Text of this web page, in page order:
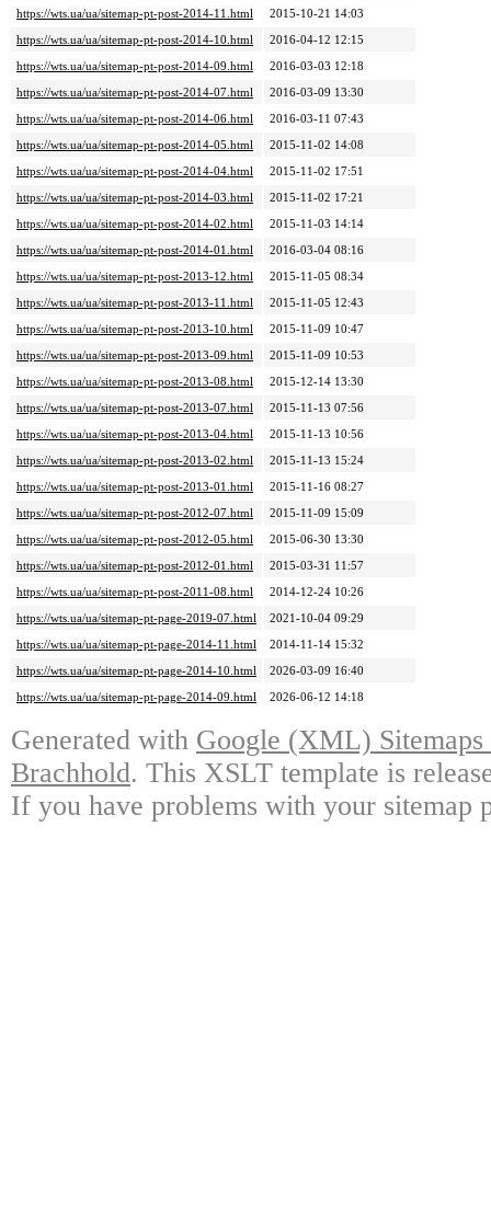
https://wts.ua/ua/sitemap-pt-post-2014-11.html
2015-10-21 14:03
https://wts.ua/ua/sitemap-pt-post-2014-10.html
2016-04-12 12:15
https://wts.ua/ua/sitemap-pt-post-2014-09.html
2016-03-03 12:18
https://wts.ua/ua/sitemap-pt-post-2014-07.html
2016-03-09 13:30
https://wts.ua/ua/sitemap-pt-post-2014-06.html
2016-03-11 07:43
https://wts.ua/ua/sitemap-pt-post-2014-05.html
2015-11-02 14:08
https://wts.ua/ua/sitemap-pt-post-2014-04.html
2015-11-02 17:51
https://wts.ua/ua/sitemap-pt-post-2014-03.html
2015-11-02 17:21
https://wts.ua/ua/sitemap-pt-post-2014-02.html
2015-11-03 14:14
https://wts.ua/ua/sitemap-pt-post-2014-01.html
2016-03-04 08:16
https://wts.ua/ua/sitemap-pt-post-2013-12.html
2015-11-05 08:34
https://wts.ua/ua/sitemap-pt-post-2013-11.html
2015-11-05 12:43
https://wts.ua/ua/sitemap-pt-post-2013-10.html
2015-11-09 10:47
https://wts.ua/ua/sitemap-pt-post-2013-09.html
2015-11-09 10:53
https://wts.ua/ua/sitemap-pt-post-2013-08.html
2015-12-14 13:30
https://wts.ua/ua/sitemap-pt-post-2013-07.html
2015-11-13 07:56
https://wts.ua/ua/sitemap-pt-post-2013-04.html
2015-11-13 10:56
https://wts.ua/ua/sitemap-pt-post-2013-02.html
2015-11-13 15:24
https://wts.ua/ua/sitemap-pt-post-2013-01.html
2015-11-16 08:27
https://wts.ua/ua/sitemap-pt-post-2012-07.html
2015-11-09 15:09
https://wts.ua/ua/sitemap-pt-post-2012-05.html
2015-06-30 13:30
https://wts.ua/ua/sitemap-pt-post-2012-01.html
2015-03-31 11:57
https://wts.ua/ua/sitemap-pt-post-2011-08.html
2014-12-24 10:26
https://wts.ua/ua/sitemap-pt-page-2019-07.html
2021-10-04 09:29
https://wts.ua/ua/sitemap-pt-page-2014-11.html
2014-11-14 15:32
https://wts.ua/ua/sitemap-pt-page-2014-10.html
2026-03-09 16:40
https://wts.ua/ua/sitemap-pt-page-2014-09.html
2026-06-12 14:18
Generated with Google (XML)
Brachhold. This XSLT template is
If you have problems with your sitemap